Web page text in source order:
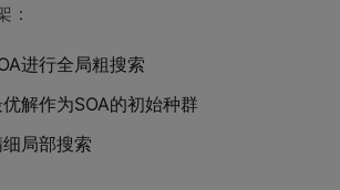
：
进行全局粗搜索
解作为SOA的初始种群
局部搜索